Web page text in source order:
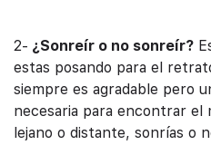
2- ¿Sonreír o no sonreír?
estas posando para el
siempre es agradable pero
necesaria para encontrar
lejano o distante, sonrías o